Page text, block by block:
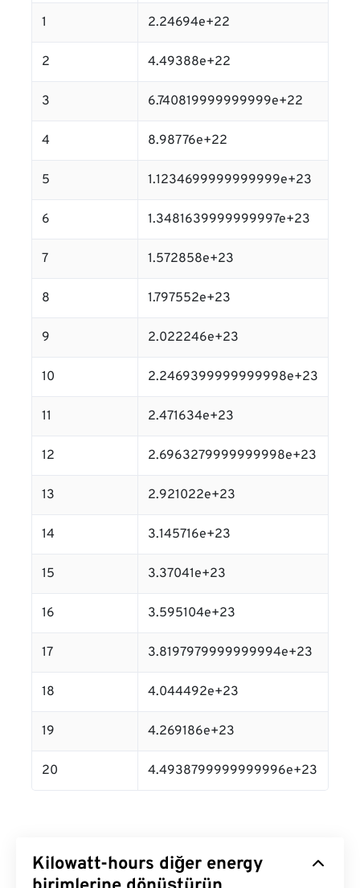
1 2.24694e+22
2 4.49388e+22
3 6.740819999999999e+22
4 8.98776e+22
5 1.1234699999999999e+23
6 1.3481639999999997e+23
7 1.572858e+23
8 1.797552e+23
9 2.022246e+23
10 2.2469399999999998e+23
11 2.471634e+23
12 2.6963279999999998e+23
13 2.921022e+23
14 3.145716e+23
15 3.37041e+23
16 3.595104e+23
17 3.8197979999999994e+23
18 4.044492e+23
19 4.269186e+23
20 4.4938799999999996e+23
Kilowatt-hours diğer energy